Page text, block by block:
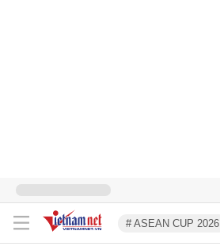
# ASEAN CUP 2026